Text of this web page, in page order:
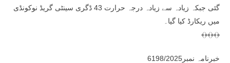
گئی جبکہ زیادہ سے زیادہ درجہ حرارت 43 ڈگری سینٹی گریڈ نوکونڈی
میں ریکارڈ کیا گیا۔
﴾﴿﴾﴿﴾﴿
خبرنامہ نمبر6198/2025